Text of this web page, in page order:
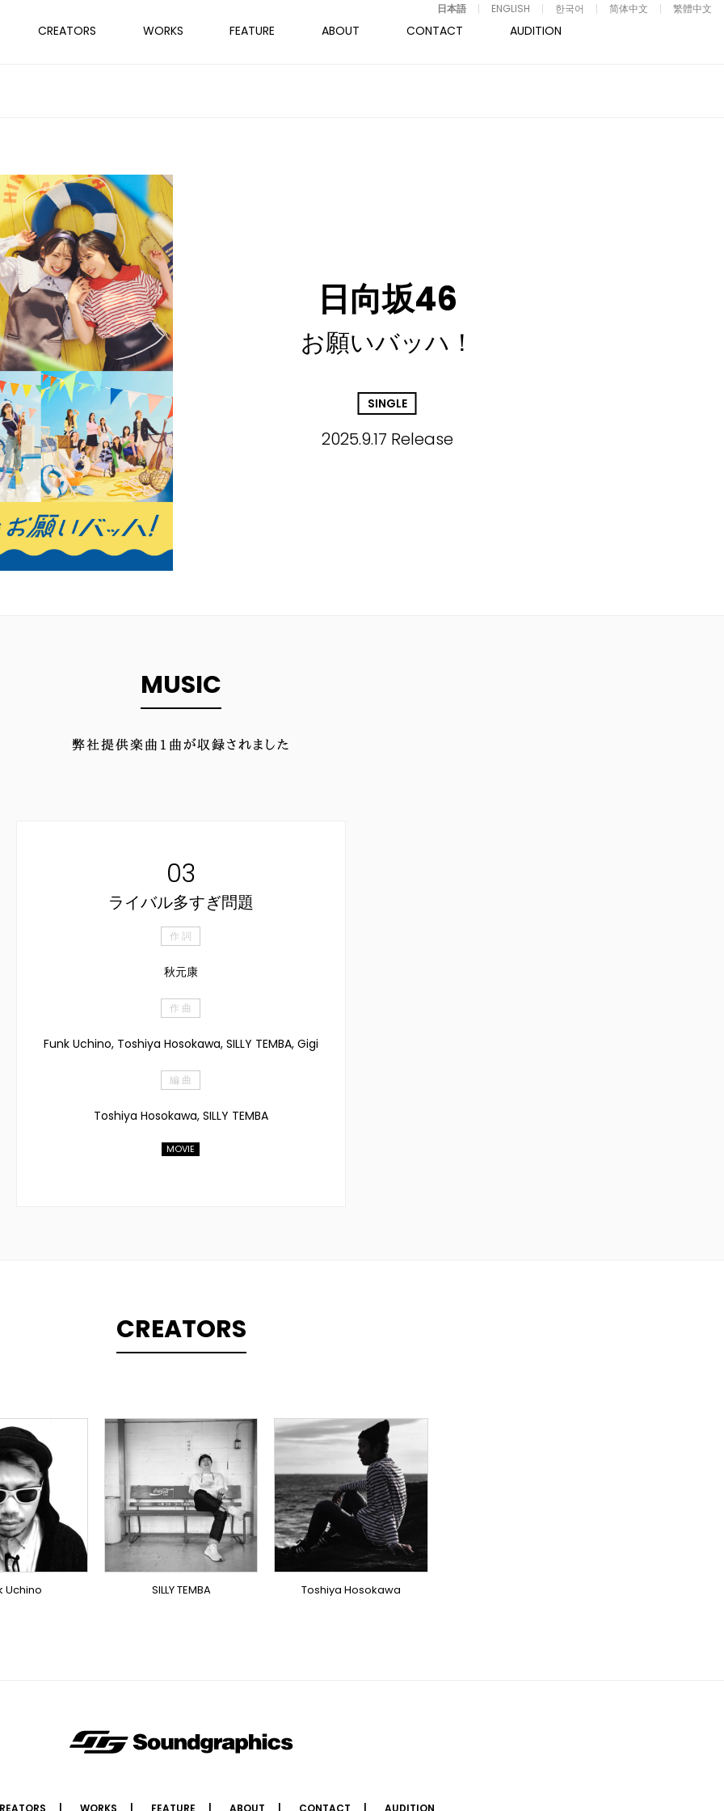
CREATORS WORKS FEATURE ABOUT CONTACT AUDITION
ENGLISH
日本語 한국어 简体中文 繁體中文
日向坂46
お願いバッハ！
SINGLE
2025.9.17 Release
MUSIC
弊社提供楽曲 1 曲が収録されました
03
ライバル多すぎ問題
作 詞
秋元康
作 曲
Funk Uchino, Toshiya Hosokawa, SILLY TEMBA, Gigi
編 曲
Toshiya Hosokawa, SILLY TEMBA
MOVIE
CREATORS
携)
Uchino
TOPLINER
PRODUCER
DOMESTICS
DOMESTICS
(提携)
SILLY TEMBA
PRODUCER
DOMESTICS
DOMESTICS
(提携)
Toshiya Hosokawa
WORKS FEATURE ABOUT CONTACT AUDITION